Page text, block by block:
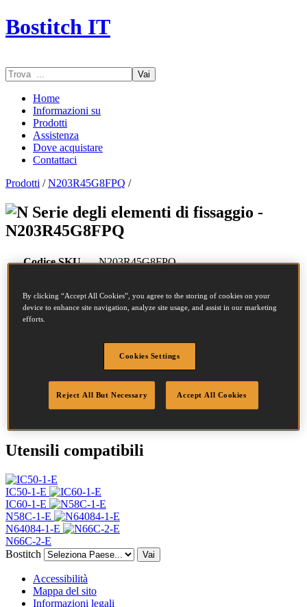
Bostitch IT
Vai
Home
Informazioni su
Prodotti
Assistenza
Dove acquistare
Contattaci
Prodotti /N203R45G8FPQ /
Serie degli elementi di fissaggio -
N203R45G8FPQ
Codice SKU
N203R45G8FPQ
Diametro
2.03 mm
Testa
Punta
Punta piatta
Quantità per
scatola
21000
Utensili compatibili
IC50-1-E
IC60-1-E
N58C-1-E
N64084-1-E
N66C-2-E
Bostitch
Vai
Accessibilità
Mappa del sito
Informazioni legali
By clicking “Accept All Cookies”, you agree to the storing of cookies on your
device to enhance site navigation, analyze site usage, and assist in our marketing
efforts.
Cookies Settings
Reject All But Necessary Accept All Cookies